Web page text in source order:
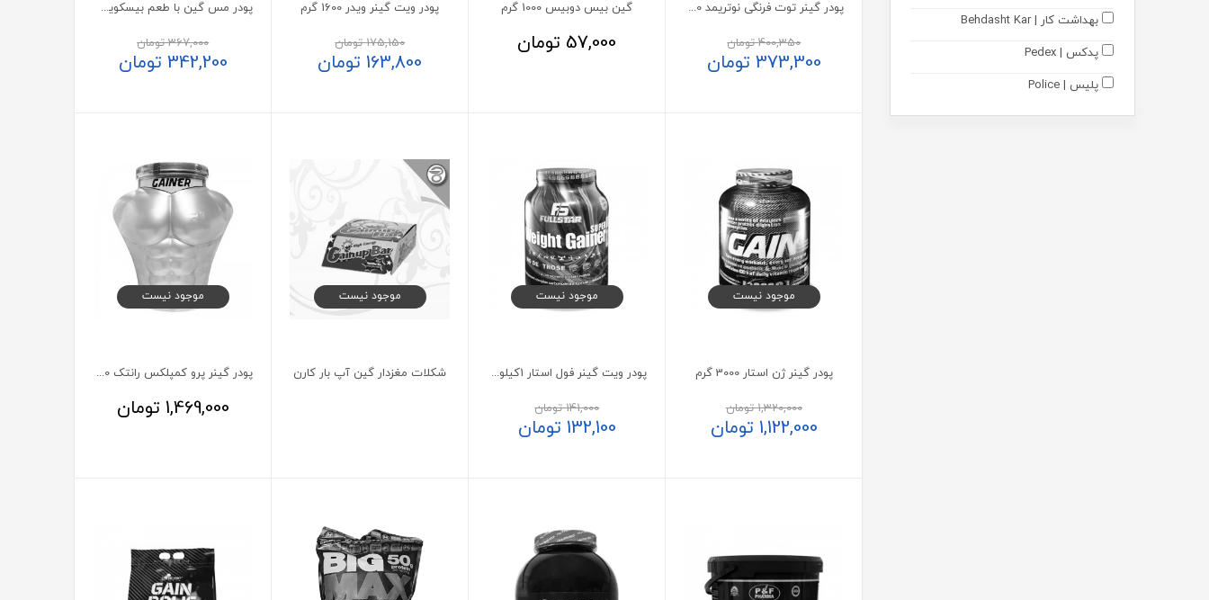
پمپ
مادر و کودک
ارتوپدی
بهداشت کار | Behdasht Kar
پدکس | Pedex
پلیس | Police
فورمی | 4Me
پودر گینر توت فرنگی نوتریمد 4540 گرمی
400,350تومان
373,300 تومان
گین بیس دوبیس 1000 گرم
57,000 تومان
پودر ویت گینر ویدر 1600 گرم
175,150تومان
163,800 تومان
پودر مس گین با طعم بیسکویت ناترند 2250 گرم
367,000تومان
342,200 تومان
موجود نیست
پودر گینر ژن استار 3000 گرم
1,320,000تومان
1,122,000 تومان
موجود نیست
پودر ویت گینر فول استار 1کیلوگرم
141,000تومان
132,100 تومان
موجود نیست
شکلات مغزدار گین آپ بار کارن
موجود نیست
پودر گینر پرو کمپلکس رانتک 3000 گرمی
1,469,000 تومان